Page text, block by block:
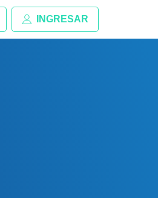
INGRESAR